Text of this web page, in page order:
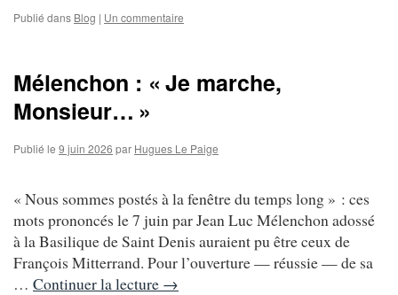
Publié dans Blog | Un commentaire
Mélenchon : « Je marche,
Monsieur… »
Publié le 9 juin 2026 par Hugues Le Paige
« Nous sommes postés à la fenêtre du temps long » : ces
mots prononcés le 7 juin par Jean Luc Mélenchon adossé
à la Basilique de Saint Denis auraient pu être ceux de
François Mitterrand. Pour l’ouverture — réussie — de sa
… Continuer la lecture →